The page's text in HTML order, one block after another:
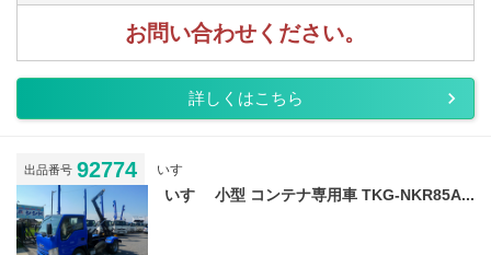
お問い合わせください。
詳しくはこちら
出品番号 92774 いすゞ
いすゞ 小型 コンテナ専用車 TKG-NKR85A...